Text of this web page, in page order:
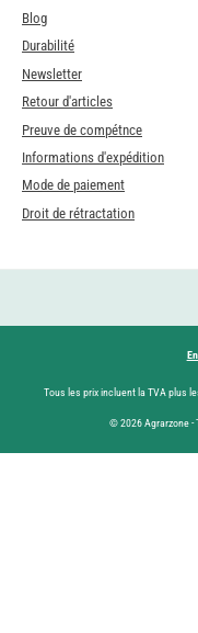
Blog
Durabilité
Newsletter
Retour d'articles
Preuve de compétnce
Informations d'expédition
Mode de paiement
Droit de rétractation
Tous les prix incluent la TVA plus
© 2026 Agrarzone -